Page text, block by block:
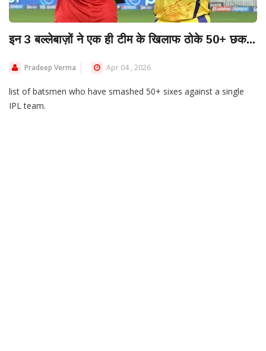
इन 3 बल्लेबाज़ों ने एक ही टीम के खिलाफ ठोके 50+ छक...
Pradeep Verma Apr 04 , 2026
list of batsmen who have smashed 50+ sixes against a single
IPL team.